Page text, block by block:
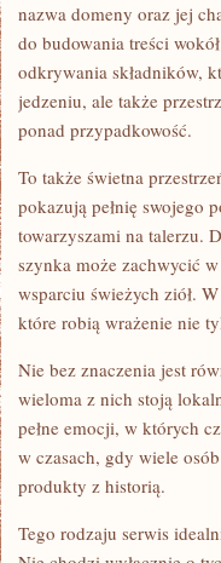
nazwa domeny oraz jej
do budowania treści
odkrywania składników,
jedzeniu, ale także
ponad przypadkowość.
To także świetna
pokazują pełnię swojego
towarzyszami na talerzu.
szynka może zachwycić
wsparciu świeżych ziół.
które robią wrażenie nie
Nie bez znaczenia jest
wieloma z nich stoją
pełne emocji, w których
w czasach, gdy wiele
produkty z historią.
Tego rodzaju serwis